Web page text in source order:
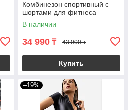
Комбинезон спортивный с
шортами для фитнеса
В наличии
34 990 ₸ 43 000 ₸
Купить
–19%